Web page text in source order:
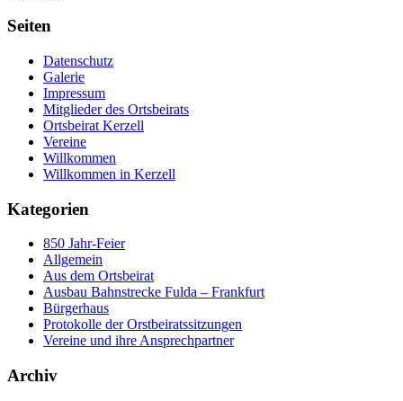
Seiten
Datenschutz
Galerie
Impressum
Mitglieder des Ortsbeirats
Ortsbeirat Kerzell
Vereine
Willkommen
Willkommen in Kerzell
Kategorien
850 Jahr-Feier
Allgemein
Aus dem Ortsbeirat
Ausbau Bahnstrecke Fulda – Frankfurt
Bürgerhaus
Protokolle der Orstbeiratssitzungen
Vereine und ihre Ansprechpartner
Archiv